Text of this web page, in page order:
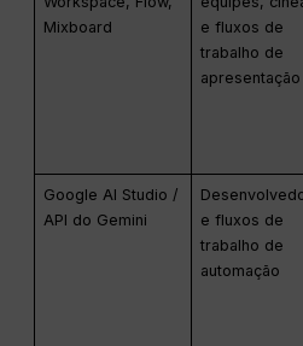
Mixboard
e fluxos de
trabalho de
apresentação
Google AI Studio /
API do Gemini
e fluxos de
trabalho de
automação